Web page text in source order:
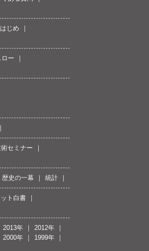
じめ
ー
セミナー
歴史の一幕 統計
ト白書
2013年
2012年
2000年
1999年